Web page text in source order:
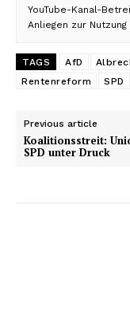
YouTube-Kanal-
Anliegen zur
TAGS AfD
Rentenreform
SPD
Previous article
Koalitionsstreit:
SPD unter Druck